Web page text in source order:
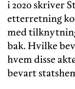
i 2020 skriver
etterretning
med
bak. Hvilke
hvem disse
bevart